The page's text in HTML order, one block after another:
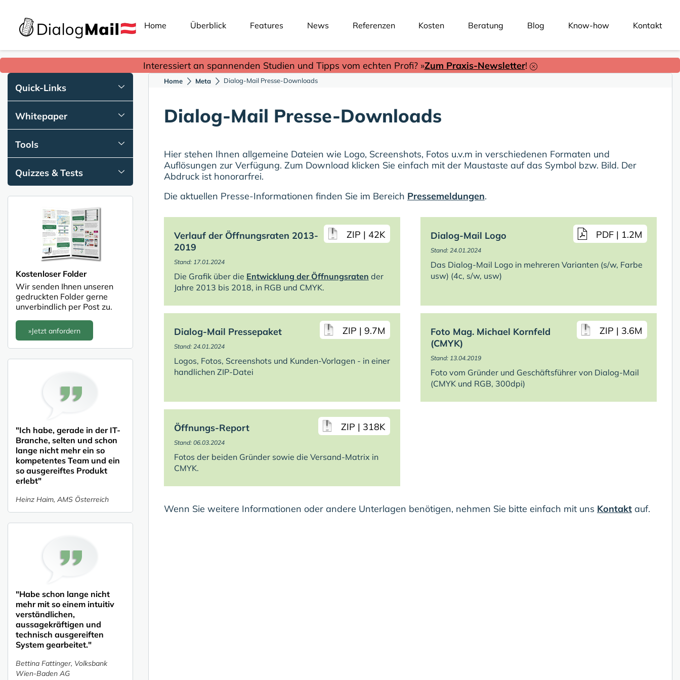
Home Überblick Features News Referenzen Kosten Beratung Blog Know-how Kontakt
Interessiert an spannenden Studien und Tipps vom echten Profi? »Zum Praxis-Newsletter!
Home Meta Dialog-Mail Presse-Downloads
Dialog-Mail Presse-Downloads
Hier stehen Ihnen allgemeine Dateien wie Logo, Screenshots, Fotos u.v.m in verschiedenen Formaten und
Auflösungen zur Verfügung. Zum Download klicken Sie einfach mit der Maustaste auf das Symbol bzw. Bild. Der
Abdruck ist honorarfrei.
Die aktuellen Presse-Informationen finden Sie im Bereich Pressemeldungen.
ZIP | 42K
Verlauf der Öffnungsraten 2013-
2019
Stand: 17.01.2024
Die Grafik über die Entwicklung der Öffnungsraten der
Jahre 2013 bis 2018, in RGB und CMYK.
PDF | 1.2M
Dialog-Mail Logo
Stand: 24.01.2024
Das Dialog-Mail Logo in mehreren Varianten (s/w, Farbe
usw) (4c, s/w, usw)
ZIP | 9.7M
Dialog-Mail Pressepaket
Stand: 24.01.2024
Logos, Fotos, Screenshots und Kunden-Vorlagen - in einer
handlichen ZIP-Datei
ZIP | 3.6M
Foto Mag. Michael Kornfeld
(CMYK)
Stand: 13.04.2019
Foto vom Gründer und Geschäftsführer von Dialog-Mail
(CMYK und RGB, 300dpi)
ZIP | 318K
Öffnungs-Report
Stand: 06.03.2024
Fotos der beiden Gründer sowie die Versand-Matrix in
CMYK.
Wenn Sie weitere Informationen oder andere Unterlagen benötigen, nehmen Sie bitte einfach mit uns Kontaktauf.
Quick-Links
Whitepaper
Tools
Quizzes & Tests
Kostenloser Folder
Wir senden Ihnen unseren
gedruckten Folder gerne
unverbindlich per Post zu.
»Jetzt anfordern
"Ich habe, gerade in der IT-
Branche, selten und schon
lange nicht mehr ein so
kompetentes Team und ein
so ausgereiftes Produkt
erlebt"
Heinz Haim, AMS Österreich
"Habe schon lange nicht
mehr mit so einem intuitiv
verständlichen,
aussagekräftigen und
technisch ausgereiften
System gearbeitet."
Bettina Fattinger, Volksbank
Wien-Baden AG